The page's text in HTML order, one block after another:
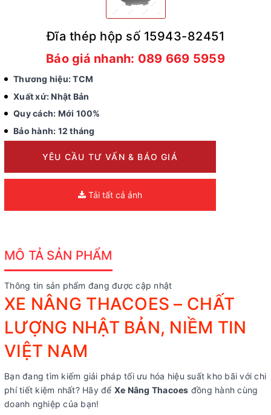
Đĩa thép hộp số 15943-82451
Báo giá nhanh: 089 669 5959
Thương hiệu: TCM
Xuất xứ: Nhật Bản
Quy cách: Mới 100%
Bảo hành: 12 tháng
YÊU CẦU TƯ VẤN & BÁO GIÁ
Tải tất cả ảnh
MÔ TẢ SẢN PHẨM
Thông tin sản phẩm đang được cập nhật
XE NÂNG THACOES – CHẤT
LƯỢNG NHẬT BẢN, NIỀM TIN
VIỆT NAM
Bạn đang tìm kiếm giải pháp tối ưu hóa hiệu suất kho bãi với chi
phí tiết kiệm nhất? Hãy để Xe Nâng Thacoes đồng hành cùng
doanh nghiệp của bạn!